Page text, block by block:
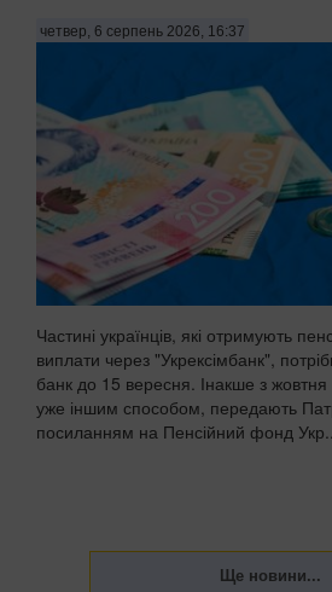
четвер, 6 серпень 2026, 16:37
Частині українців, які отримують
виплати через "Укрексімбанк",
банк до 15 вересня. Інакше з
уже іншим способом, передають
посиланням на Пенсійний фонд Укр...